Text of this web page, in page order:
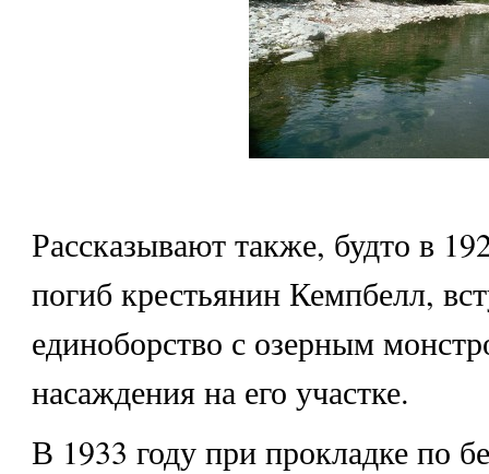
Рассказывают также, будто в
погиб крестьянин Кемпбелл,
единоборство с озерным
насаждения на его участке.
В 1933 году при прокладке по